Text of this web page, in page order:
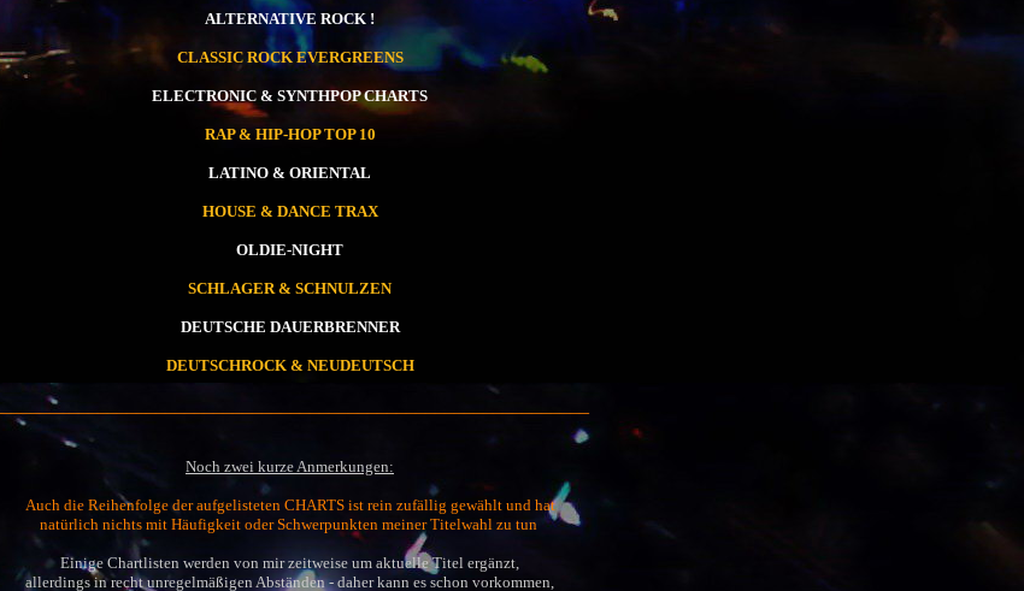
ALTERNATIVE ROCK !
CLASSIC ROCK EVERGREENS
ELECTRONIC & SYNTHPOP CHARTS
RAP & HIP-HOP TOP 10
LATINO & ORIENTAL
HOUSE & DANCE TRAX
OLDIE-NIGHT
SCHLAGER & SCHNULZEN
DEUTSCHE DAUERBRENNER
DEUTSCHROCK & NEUDEUTSCH
______________________________________________________________
Noch zwei kurze Anmerkungen:
Auch die Reihenfolge der aufgelisteten CHARTS ist rein zufällig gewählt und hat
natürlich nichts mit Häufigkeit oder Schwerpunkten meiner Titelwahl zu tun
Einige Chartlisten werden von mir zeitweise um aktuelle Titel ergänzt,
allerdings in recht unregelmäßigen Abständen - daher kann es schon vorkommen,